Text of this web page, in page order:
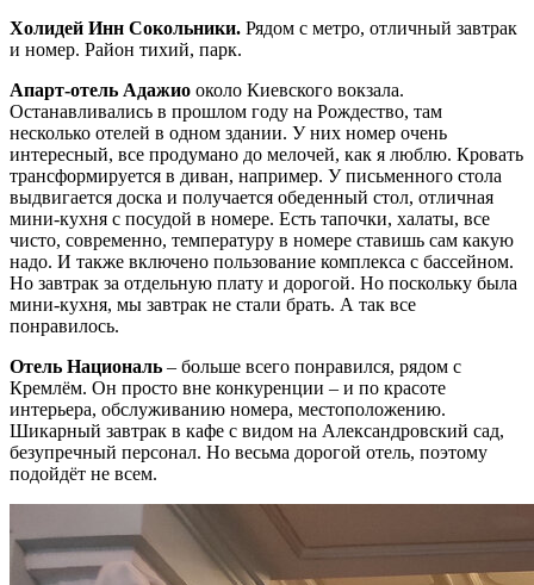
Холидей Инн Сокольники. Рядом с метро, отличный завтрак
и номер. Район тихий, парк.
Апарт-отель Адажио около Киевского вокзала.
Останавливались в прошлом году на Рождество, там
несколько отелей в одном здании. У них номер очень
интересный, все продумано до мелочей, как я люблю. Кровать
трансформируется в диван, например. У письменного стола
выдвигается доска и получается обеденный стол, отличная
мини-кухня с посудой в номере. Есть тапочки, халаты, все
чисто, современно, температуру в номере ставишь сам какую
надо. И также включено пользование комплекса с бассейном.
Но завтрак за отдельную плату и дорогой. Но поскольку была
мини-кухня, мы завтрак не стали брать. А так все
понравилось.
Отель Националь – больше всего понравился, рядом с
Кремлём. Он просто вне конкуренции – и по красоте
интерьера, обслуживанию номера, местоположению.
Шикарный завтрак в кафе с видом на Александровский сад,
безупречный персонал. Но весьма дорогой отель, поэтому
подойдёт не всем.